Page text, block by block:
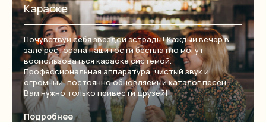
Караоке
Почувствуй себя звездой эстрады! Каждый вечер в
зале ресторана наши гости бесплатно могут
воспользоваться караоке системой.
Профессиональная аппаратура, чистый звук и
огромный, постоянно обновляемый каталог песен.
Вам нужно только привести друзей!
Подробнее